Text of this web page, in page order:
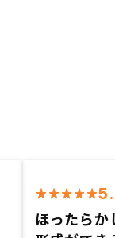
ほったらか